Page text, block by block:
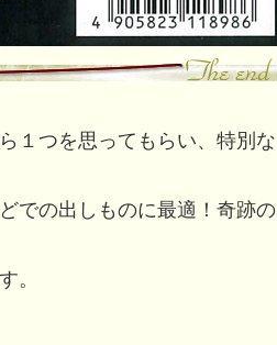
１つを思ってもらい、特別な
での出しものに最適！奇跡の
。